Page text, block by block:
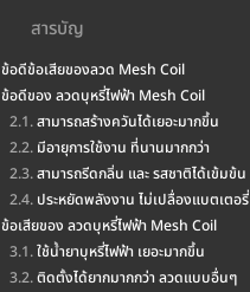
สารบัญ
ข้อดีข้อเสียของลวด Mesh Coil
ข้อดีของ ลวดบุหรี่ไฟฟ้า Mesh Coil
สามารถสร้างควันได้เยอะมากขึ้น
มีอายุการใช้งาน ที่นานมากกว่า
สามารถรีดกลิ่น และ รสชาติได้เข้มข้น
ประหยัดพลังงาน ไม่เปลื่องแบตเตอรี่
ข้อเสียของ ลวดบุหรี่ไฟฟ้า Mesh Coil
ใช้น้ำยาบุหรี่ไฟฟ้า เยอะมากขึ้น
ติดตั้งได้ยากมากกว่า ลวดแบบอื่นๆ